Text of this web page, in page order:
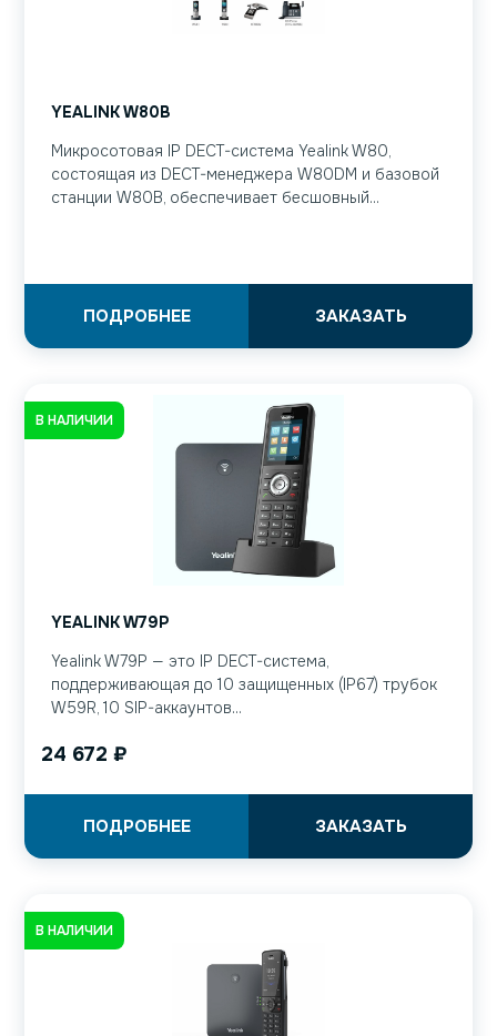
YEALINK W80B
Микросотовая IP DECT-система Yealink W80,
состоящая из DECT-менеджера W80DM и базовой
станции W80B, обеспечивает бесшовный...
ЗАКАЗАТЬ
ПОДРОБНЕЕ
В НАЛИЧИИ
YEALINK W79P
Yealink W79P — это IP DECT-система,
поддерживающая до 10 защищенных (IP67) трубок
W59R, 10 SIP-аккаунтов...
24 672 ₽
ЗАКАЗАТЬ
ПОДРОБНЕЕ
В НАЛИЧИИ